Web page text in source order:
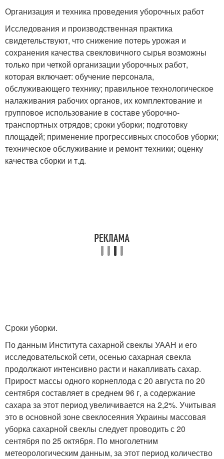
Организация и техника проведения уборочных работ
Исследования и производственная практика
свидетельствуют, что снижение потерь урожая и
сохранения качества свекловичного сырья возможны
только при четкой организации уборочных работ,
которая включает: обучение персонала,
обслуживающего технику; правильное технологическое
налаживания рабочих органов, их комплектование и
групповое использование в составе уборочно-
транспортных отрядов; сроки уборки; подготовку
площадей; применение прогрессивных способов уборки;
техническое обслуживание и ремонт техники; оценку
качества сборки и т.д.
Сроки уборки.
По данным Института сахарной свеклы УААН и его
исследовательской сети, осенью сахарная свекла
продолжают интенсивно расти и накапливать сахар.
Прирост массы одного корнеплода с 20 августа по 20
сентября составляет в среднем 96 г, а содержание
сахара за этот период увеличивается на 2,2%. Учитывая
это в основной зоне свеклосеяния Украины массовая
уборка сахарной свеклы следует проводить с 20
сентября по 25 октября. По многолетним
метеорологическим данным, за этот период количество